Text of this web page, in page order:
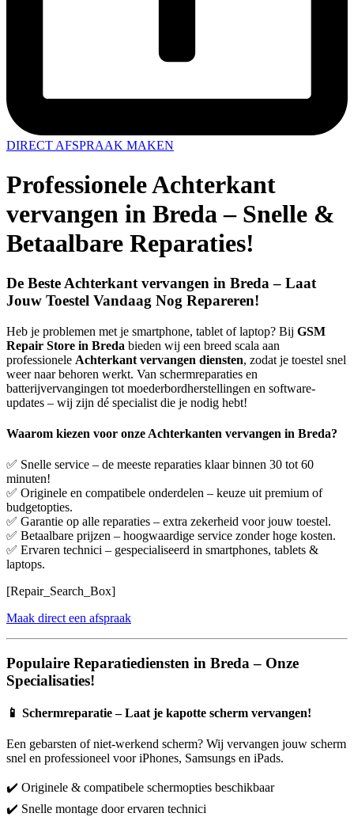
DIRECT AFSPRAAK MAKEN
Professionele Achterkant
vervangen in Breda – Snelle &
Betaalbare Reparaties!
De Beste Achterkant vervangen in Breda – Laat
Jouw Toestel Vandaag Nog Repareren!
Heb je problemen met je smartphone, tablet of laptop? Bij GSM
Repair Store in Breda bieden wij een breed scala aan
professionele Achterkant vervangen diensten, zodat je toestel snel
weer naar behoren werkt. Van schermreparaties en
batterijvervangingen tot moederbordherstellingen en software-
updates – wij zijn dé specialist die je nodig hebt!
Waarom kiezen voor onze Achterkanten vervangen in Breda?
✅ Snelle service – de meeste reparaties klaar binnen 30 tot 60
minuten!
✅ Originele en compatibele onderdelen – keuze uit premium of
budgetopties.
✅ Garantie op alle reparaties – extra zekerheid voor jouw toestel.
✅ Betaalbare prijzen – hoogwaardige service zonder hoge kosten.
✅ Ervaren technici – gespecialiseerd in smartphones, tablets &
laptops.
[Repair_Search_Box]
Maak direct een afspraak
Populaire Reparatiediensten in Breda – Onze
Specialisaties!
📱 Schermreparatie – Laat je kapotte scherm vervangen!
Een gebarsten of niet-werkend scherm? Wij vervangen jouw scherm
snel en professioneel voor iPhones, Samsungs en iPads.
✔️ Originele & compatibele schermopties beschikbaar
✔️ Snelle montage door ervaren technici